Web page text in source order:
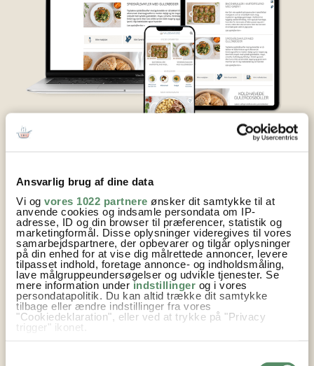
Ansvarlig brug af dine data
Vi og vores 1022 partnere ønsker dit samtykke til at
anvende cookies og indsamle persondata om IP-
adresse, ID og din browser til præferencer, statistik og
marketingformål. Disse oplysninger videregives til vores
samarbejdspartnere, der opbevarer og tilgår oplysninger
på din enhed for at vise dig målrettede annoncer, levere
tilpasset indhold, foretage annonce- og indholdsmåling,
lave målgruppeundersøgelser og udvikle tjenester. Se
mere information underindstillinger og i vores
persondatapolitik. Du kan altid trække dit samtykke
tilbage eller ændre indstillinger fra vores
"Cookiedeklaration", eller ved at trykke på "Privacy
trigger" ikonet.
Indsamle præcise oplysninger om din placering,
synkroniseres automatisk mellem
hjemmesiden og Valdemarsro App, –og
mellem jeres enheder.
Både på Valdemarsro hjemmesiden og i
Valdemarsro appen kan du logge med dit
medlemskab og se din madplan, favoritsider og
indkøbsseddel. Alt er super fleksibelt og du kan
justere madplanen som du vil, så den bliver som
skræddersyet til dig.
Brug den smarte indkøbsliste til at få overblik over,